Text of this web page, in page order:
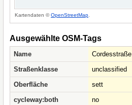
Kartendaten ©OpenStreetMap
Ausgewählte OSM-Tags
Name
Cordesstraße
Straßenklasse
unclassified
Oberfläche
sett
cycleway:both
no